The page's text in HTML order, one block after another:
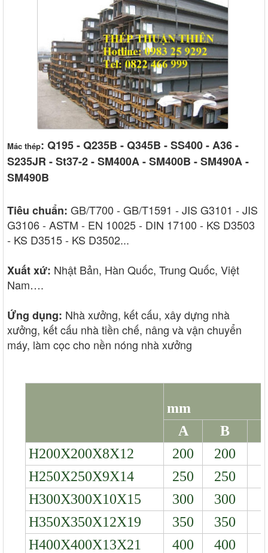
Mác thép: Q195 - Q235B - Q345B - SS400 - A36 -
S235JR - St37-2 - SM400A - SM400B - SM490A -
SM490B
Tiêu chuẩn: GB/T700 - GB/T1591 - JIS G3101 - JIS
G3106 - ASTM - EN 10025 - DIN 17100 - KS D3503
- KS D3515 - KS D3502...
Xuất xứ: Nhật Bản, Hàn Quốc, Trung Quốc, Việt
Nam….
Ứng dụng: Nhà xưởng, kết cấu, xây dựng nhà
xưởng, kết cấu nhà tiền chế, nâng và vận chuyển
máy, làm cọc cho nền nóng nhà xưởng
mm
A
B
H200X200X8X12
200 200
H250X250X9X14
250 250
H300X300X10X15
300 300
H350X350X12X19
350 350
H400X400X13X21
400 400